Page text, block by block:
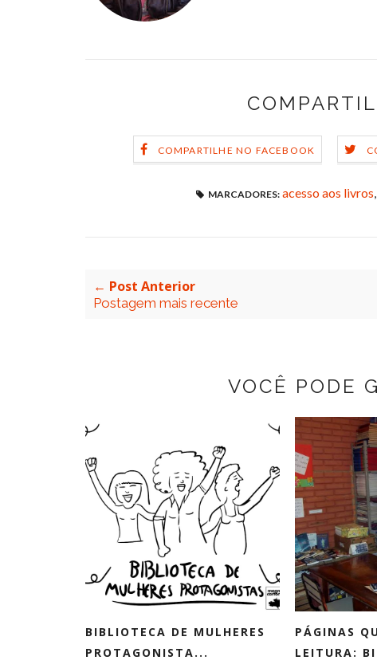
COMPARTILHE NO FACEBOOK
MARCADORES: acesso aos livros,
← Post Anterior
Postagem mais recente
VOCÊ PODE
BIBLIOTECA DE MULHERES
PROTAGONISTA...
PÁGINAS
LEITURA: